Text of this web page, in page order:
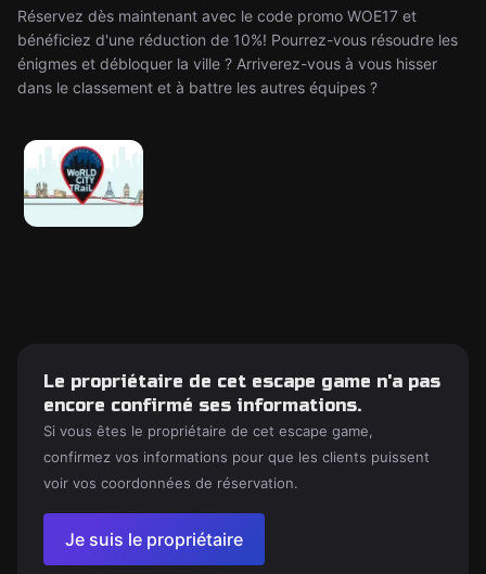
Réservez dès maintenant avec le code promo WOE17 et
bénéficiez d'une réduction de 10%! Pourrez-vous résoudre les
énigmes et débloquer la ville ? Arriverez-vous à vous hisser
dans le classement et à battre les autres équipes ?
Le propriétaire de cet escape game n'a pas
encore confirmé ses informations.
Si vous êtes le propriétaire de cet escape game,
confirmez vos informations pour que les clients puissent
voir vos coordonnées de réservation.
Je suis le propriétaire